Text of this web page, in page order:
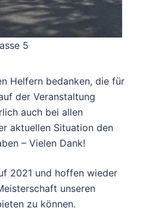
5
Helfern bedanken, die für
der Veranstaltung
auch bei allen
aktuellen Situation den
– Vielen Dank!
2021 und hoffen wieder
unseren
zu können.